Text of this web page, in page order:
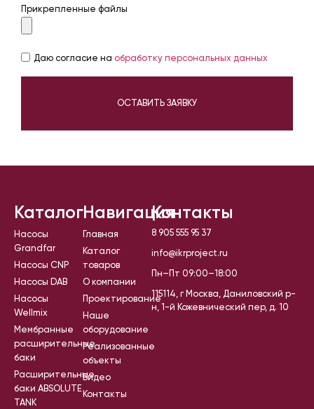
Прикрепленные файлы
Даю согласие на обработку персональных данных
ОСТАВИТЬ ЗАЯВКУ
Каталог
Насосы
Grandfar
Насосы CNP
Насосы DAB
Насосы
Wellmix
Мембранные
расширительные
баки
Расширительные
баки ABSOLUTE
TANK
Навигация
Главная
Каталог
товаров
О компании
Проектирование
Наше
оборудование
Реализованные
объекты
Видео
Контакты
Контакты
8 905 555 95 37
info@ikrproject.ru
Пн–Пт 09:00–18:00
115114, г Москва, Даниловский р-
н, 1-й Кожевнический пер, д. 10